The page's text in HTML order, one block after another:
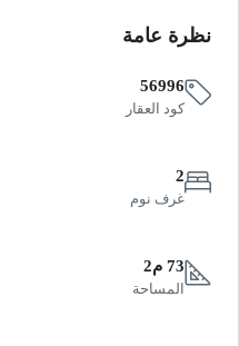
نظرة عامة
56996
كود العقار
2
غرف نوم
73 م2
المساحة